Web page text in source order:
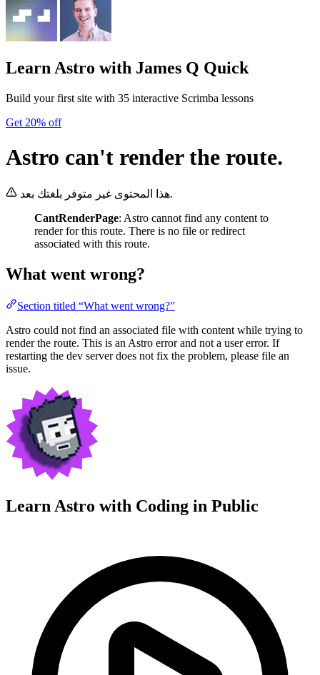
Learn Astro with James Q Quick
Build your first site with 35 interactive Scrimba lessons
Get 20% off
Astro can't render the route.
هذا المحتوى غير متوفر بلغتك بعد.
CantRenderPage: Astro cannot find any content to
render for this route. There is no file or redirect
associated with this route.
What went wrong?
Section titled “What went wrong?”
Astro could not find an associated file with content while trying to
render the route. This is an Astro error and not a user error. If
restarting the dev server does not fix the problem, please file an
issue.
Learn Astro with Coding in Public